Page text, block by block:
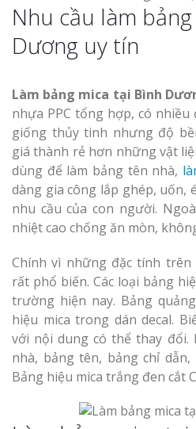
Nhu cầu làm
Dương uy tín
Làm bảng mica tại Bình
nhựa PPC tổng hợp, có
giống thủy tinh nhưng độ
giá thành rẻ hơn những vật
dùng để làm bảng tên nhà,
dàng gia công lắp ghép, uốn,
nhu cầu của con người.
nhiệt cao chống ăn mòn,
Chính vì những đặc tính
rất phổ biến. Các loại bảng
trường hiện nay. Bảng
hiệu mica trong dán decal.
với nội dung có thể thay đổi.
nhà, bảng tên, bảng chỉ dẫn,
Bảng hiệu mica trắng đen cắt